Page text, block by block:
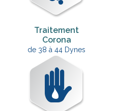
Traitement
Corona
de 38 à 44 Dynes